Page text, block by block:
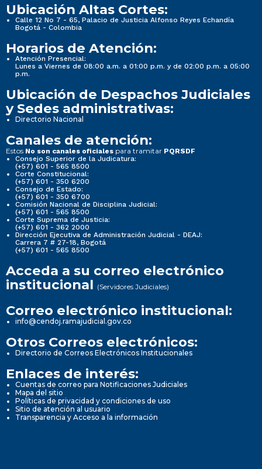
Ubicación Altas Cortes:
Calle 12 No 7 - 65, Palacio de Justicia Alfonso Reyes Echandía
Bogotá - Colombia
Horarios de Atención:
Atención Presencial:
Lunes a Viernes de 08:00 a.m. a 01:00 p.m. y de 02:00 p.m. a 05:00
p.m.
Ubicación de Despachos Judiciales
y Sedes administrativas:
Directorio Nacional
Canales de atención:
Estos No son canales oficiales para tramitar PQRSDF
Consejo Superior de la Judicatura:
(+57) 601 - 565 8500
Corte Constitucional:
(+57) 601 - 350 6200
Consejo de Estado:
(+57) 601 - 350 6700
Comisión Nacional de Disciplina Judicial:
(+57) 601 - 565 8500
Corte Suprema de Justicia:
(+57) 601 - 362 2000
Dirección Ejecutiva de Administración Judicial - DEAJ:
Carrera 7 # 27-18, Bogotá
(+57) 601 - 565 8500
Acceda a su correo electrónico
institucional (Servidores Judiciales)
Correo electrónico institucional:
info@cendoj.ramajudicial.gov.co
Otros Correos electrónicos:
Directorio de Correos Electrónicos Institucionales
Enlaces de interés:
Cuentas de correo para Notificaciones Judiciales
Mapa del sitio
Políticas de privacidad y condiciones de uso
Sitio de atención al usuario
Transparencia y Acceso a la información